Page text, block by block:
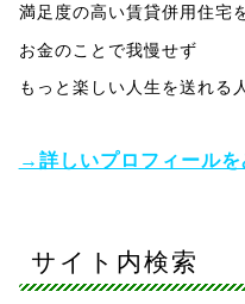
満足度の高い賃貸併用住宅
お金のことで我慢せず
もっと楽しい人生を送れる
→詳しいプロフィールを
サイト内検索